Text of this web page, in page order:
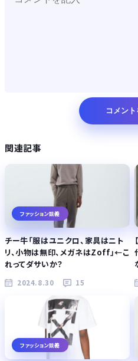
関連記事
ファッション談義
チー牛「服はユニクロ、家具はニト
リ、小物は無印、メガネはZoff」←こ
れってダサいか？
2024.8.30 15
ファッション談義